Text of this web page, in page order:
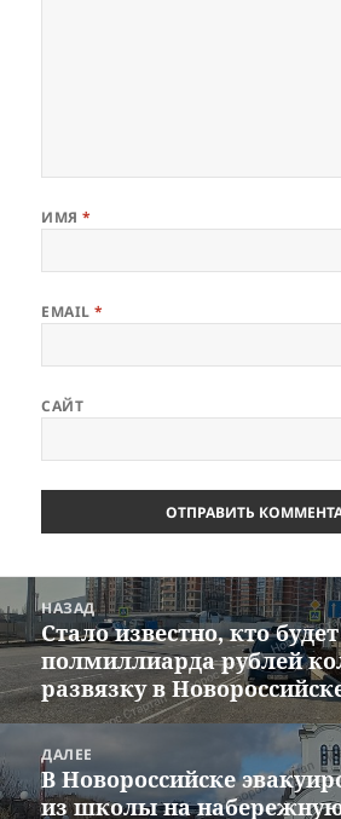
ИМЯ*
EMAIL*
САЙТ
Навигация
по
записям
НАЗАД
Предыдущая
запись:
Стало известно, кто
полмиллиарда рублей
развязку в
ДАЛЕЕ
Следующая
запись:
В Новороссийске
из школы на